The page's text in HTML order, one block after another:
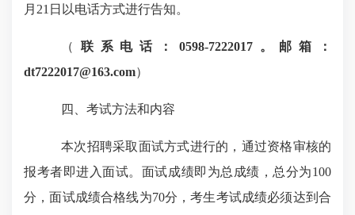
月 21 日以电话方式进行告知。
（ 联系电话： 0598-7222017。邮箱：
dt7222017@163.com）
四、考试方法和内容
本次招聘采取面试方式进行的，通过资格审核的
报考者即进入面试。面试成绩即为总成绩，总分为100
分，面试成绩合格线为70分，考生考试成绩必须达到合